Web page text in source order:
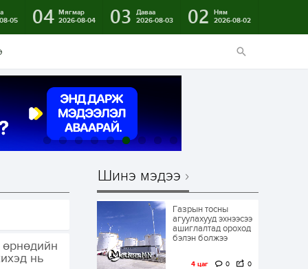
05
04 Мягмар
2026-08-04
03
Даваа
2026-08-03
02
Ням
2026-08-02
нь
Шинэ мэдээ
Газрын тосны
агуулахууд эхнээсээ
ашиглалтад ороход
бэлэн болжээ
4 цаг 0 0